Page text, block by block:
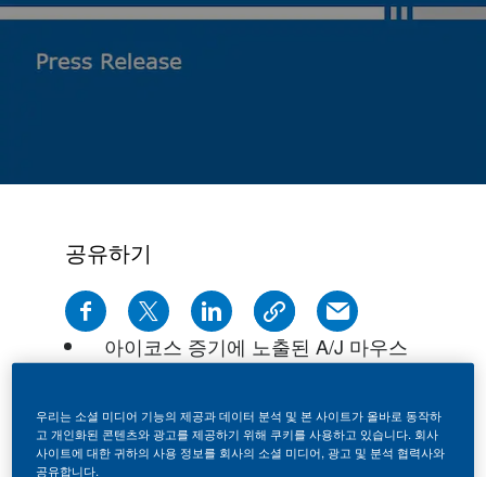
공유하기
아이코스 증기에 노출된 A/J 마우스
배 연기에 노출된 그룹에 비해 현저
하게 감소
일반담배 대비 흡연 관련 질병의 발
우리는 소셜 미디어 기능의 제공과 데이터 분석 및 본 사이트가 올바로 동작하
고 개인화된 콘텐츠와 광고를 제공하기 위해 쿠키를 사용하고 있습니다. 회사
사이트에 대한 귀하의 사용 정보를 회사의 소셜 미디어, 광고 및 분석 협력사와
공유합니다.